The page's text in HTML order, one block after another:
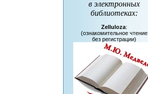
в электронных
библиотеках:
Zelluloza:
(ознакомительное чтение
без регистрации)